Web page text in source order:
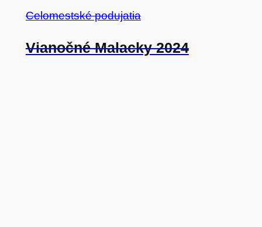
Celomestské podujatia
Vianočné Malacky 2024